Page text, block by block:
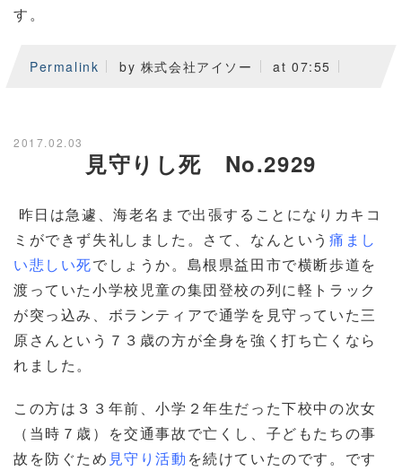
す。
Permalink by 株式会社アイソー at 07:55
2017.02.03
見守りし死 No.2929
昨日は急遽、海老名まで出張することになりカキコ
ミができず失礼しました。さて、なんという痛まし
い悲しい死でしょうか。島根県益田市で横断歩道を
渡っていた小学校児童の集団登校の列に軽トラック
が突っ込み、ボランティアで通学を見守っていた三
原さんという７３歳の方が全身を強く打ち亡くなら
れました。
この方は３３年前、小学２年生だった下校中の次女
（当時７歳）を交通事故で亡くし、子どもたちの事
故を防ぐため 見守り活動 を続けていたのです。です